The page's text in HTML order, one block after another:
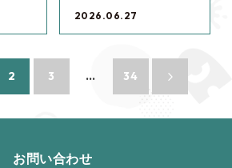
2026.06.27
2 3 … 34
お問い合わせ